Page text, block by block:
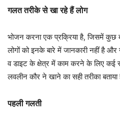
गलत तरीके से खा रहे हैं लोग
भोजन करना एक प्रक्रिया है, जिसमें कुछ
लोगों को इनके बारे में जानकारी नहीं है
व डाइट के क्षेत्र में काम करने के लिए कई
लवलीन कौर ने खाने का सही तरीका बताया
पहली गलती